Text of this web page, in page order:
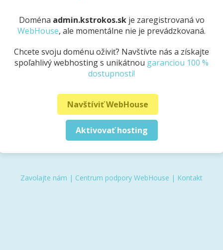
Doména admin.kstrokos.skje zaregistrovaná vo
WebHouse, ale momentálne nie je prevádzkovaná.
Chcete svoju doménu oživiť? Navštívte nás a získajte
spoľahlivý webhosting s unikátnou garanciou 100 %
dostupnosti!
Navštíviť WebHouse
Aktivovať hosting
Zavolajte nám | Centrum podpory WebHouse | Kontakt